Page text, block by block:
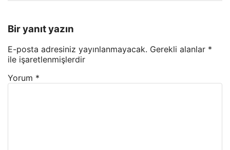
Bir yanıt yazın
E-posta adresiniz yayınlanmayacak. Gerekli alanlar *
ile işaretlenmişlerdir
Yorum *